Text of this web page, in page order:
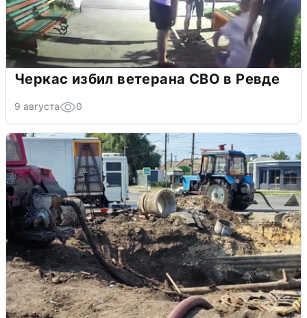
Черкас избил ветерана СВО в Ревде
9 августа 0